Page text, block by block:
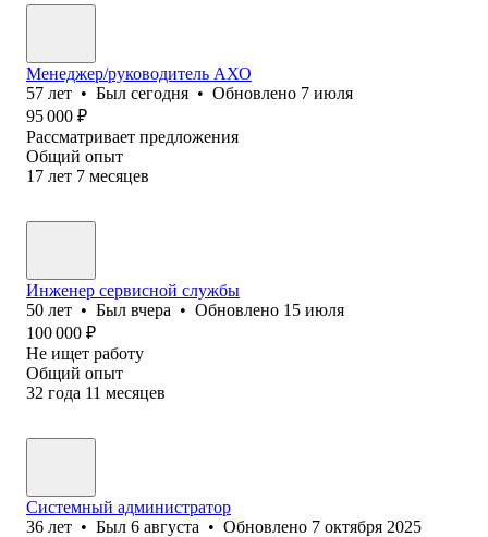
Менеджер/руководитель АХО
57 лет • Был сегодня • Обновлено 7 июля
95 000 ₽
Рассматривает предложения
Общий опыт
17 лет 7 месяцев
Инженер сервисной службы
50 лет • Был вчера • Обновлено 15 июля
100 000 ₽
Не ищет работу
Общий опыт
32 года 11 месяцев
Системный администратор
36 лет • Был 6 августа • Обновлено 7 октября 2025